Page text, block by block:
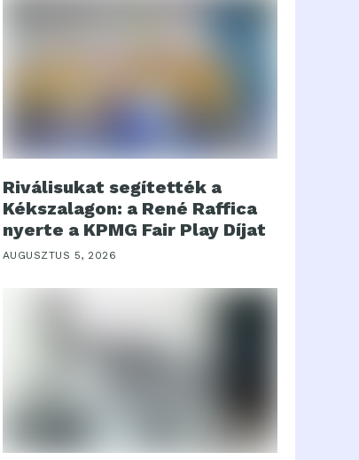
Riválisukat segítették a
Kékszalagon: a René Raffica
nyerte a KPMG Fair Play Díjat
AUGUSZTUS 5, 2026